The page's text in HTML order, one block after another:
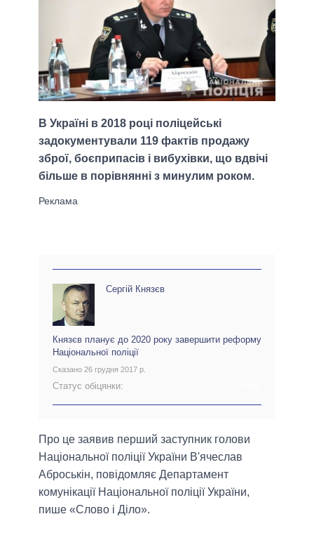
В Україні в 2018 році поліцейські
задокументували 119 фактів продажу
зброї, боєприпасів і вибухівки, що вдвічі
більше в порівнянні з минулим роком.
Сергій Князєв
Князєв планує до 2020 року завершити реформу
Національної поліції
Сказано 26 грудня 2017 р.
Статус обіцянки:
Про це заявив перший заступник голови
Національної поліції України В'ячеслав
Аброськін, повідомляє Департамент
комунікації Національної поліції України,
пише «Слово і Діло».